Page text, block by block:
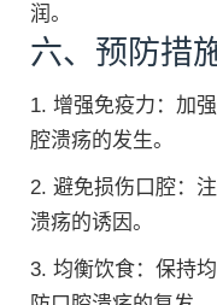
润。
六、预防措
1. 增强免疫力：加
腔溃疡的发生。
2. 避免损伤口腔：
溃疡的诱因。
3. 均衡饮食：保持